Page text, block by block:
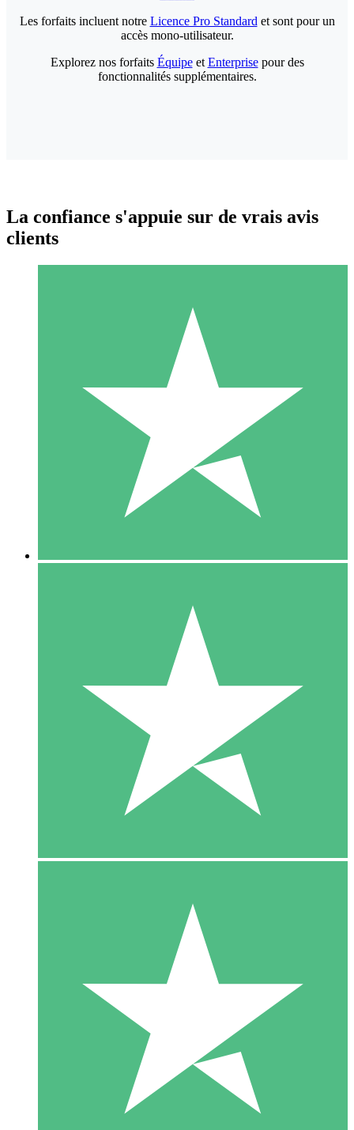
Packs de Crédits Individuels
Payez à l'utilisation avec des crédits de téléchargement. Sans
1 Téléchargement
10 00
10 Téléchargements
20 00
Les forfaits incluent notre Licence Pro Standard et sont pour un
accès mono-utilisateur.
Explorez nos forfaits Équipeet Enterprisepour des
fonctionnalités supplémentaires.
La confiance s'appuie sur de vrais avis
clients